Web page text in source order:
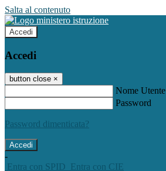
Salta al contenuto
Accedi
Accedi
button close ×
Nome Utente
Password
Password dimenticata?
-
Entra con SPID
Entra con CIE